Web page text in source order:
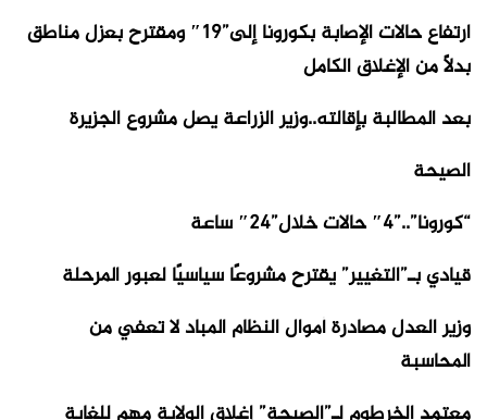
ارتفاع حالات الإصابة بكورونا إلى”19″ ومقترح بعزل مناطق
بدلاً من الإغلاق الكامل
بعد المطالبة بإقالته..وزير الزراعة يصل مشروع الجزيرة
الصيحة
“كورونا”..”4″ حالات خلال”24″ ساعة
قيادي بـ”التغيير” يقترح مشروعًا سياسيًا لعبور المرحلة
وزير العدل مصادرة أموال النظام المباد لا تعفي من
المحاسبة